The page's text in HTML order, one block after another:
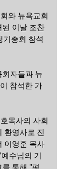
와 뉴욕교회
이날 조찬
기총회 참석
자들과 뉴
참석한 가
목사의 사회
환영사로 진
이영훈 목사
수님의 기